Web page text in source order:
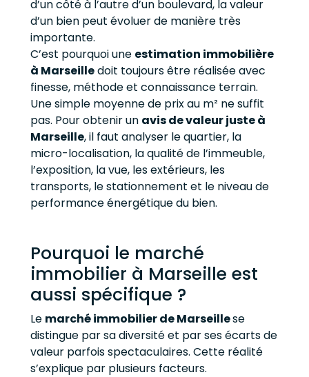
d’un côté à l’autre d’un boulevard, la valeur
d’un bien peut évoluer de manière très
importante.
C’est pourquoi une estimation immobilière
à Marseilledoit toujours être réalisée avec
finesse, méthode et connaissance terrain.
Une simple moyenne de prix au m² ne suffit
pas. Pour obtenir un avis de valeur juste à
Marseille, il faut analyser le quartier, la
micro-localisation, la qualité de l’immeuble,
l’exposition, la vue, les extérieurs, les
transports, le stationnement et le niveau de
performance énergétique du bien.
Pourquoi le marché
immobilier à Marseille est
aussi spécifique ?
Le marché immobilier de Marseillese
distingue par sa diversité et par ses écarts de
valeur parfois spectaculaires. Cette réalité
s’explique par plusieurs facteurs.